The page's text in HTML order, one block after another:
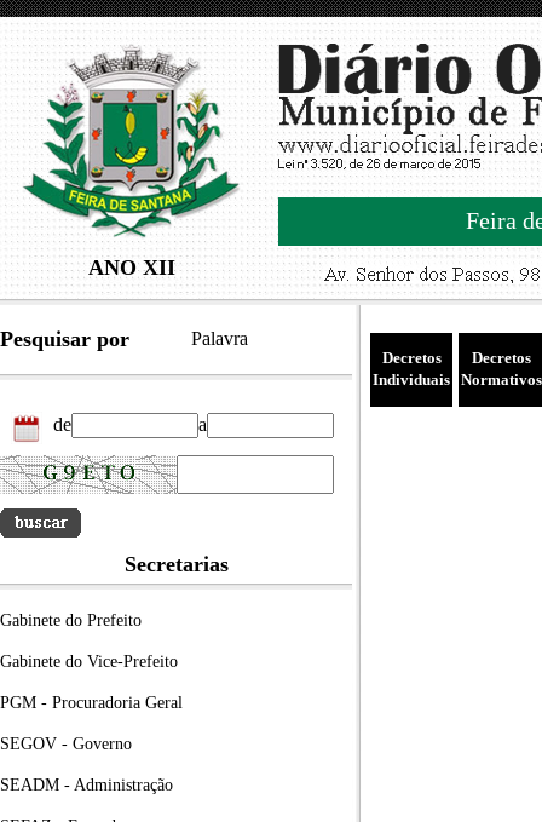
ANO XII
Feira
Pesquisar por Palavra
de a
Secretarias
Gabinete do Prefeito
Gabinete do Vice-Prefeito
PGM - Procuradoria Geral
SEGOV - Governo
SEADM - Administração
Decretos
Individuais
Decretos
Normativos